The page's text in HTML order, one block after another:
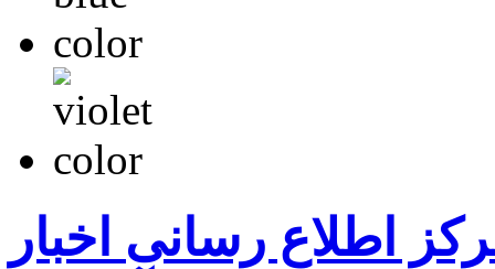
اطلاع رسانی اخبار